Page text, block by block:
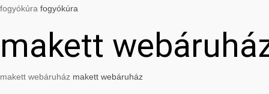
fogyókúra fogyókúra
makett
makett webáruház makett webáruház